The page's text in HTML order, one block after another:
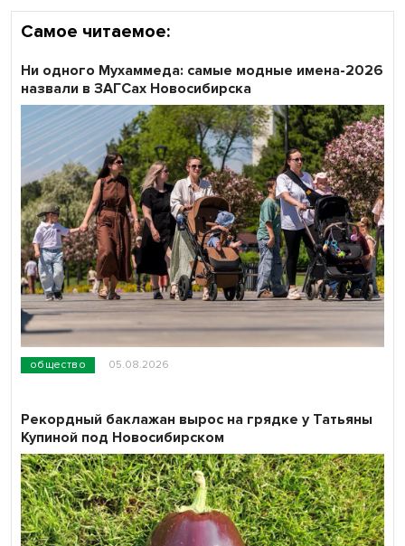
Самое читаемое:
общество 05.08.2026
Ни одного Мухаммеда: самые модные имена-2026
назвали в ЗАГСах Новосибирска
Рекордный баклажан вырос на грядке у Татьяны
Купиной под Новосибирском